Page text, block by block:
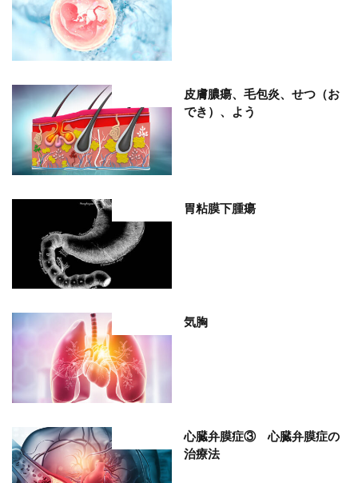
皮膚膿瘍、毛包炎、せつ（お
でき）、よう
胃粘膜下腫瘍
気胸
心臓弁膜症③ 心臓弁膜症の
治療法